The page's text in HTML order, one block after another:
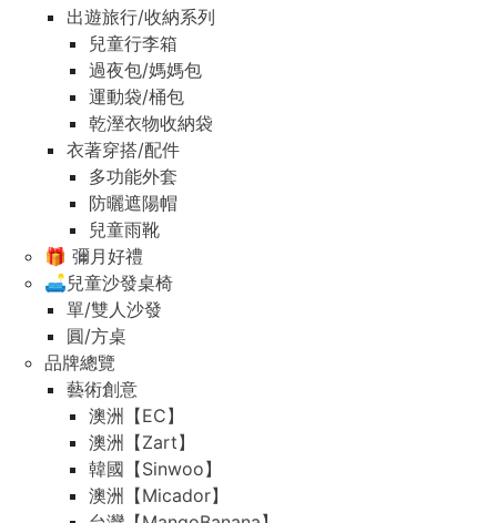
出遊旅行/收納系列
兒童行李箱
過夜包/媽媽包
運動袋/桶包
乾溼衣物收納袋
衣著穿搭/配件
多功能外套
防曬遮陽帽
兒童雨靴
🎁 彌月好禮
🛋️兒童沙發桌椅
單/雙人沙發
圓/方桌
品牌總覽
藝術創意
澳洲【EC】
澳洲【Zart】
韓國【Sinwoo】
澳洲【Micador】